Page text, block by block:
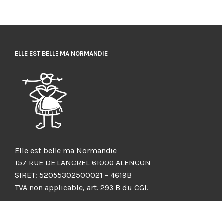
ELLE EST BELLE MA NORMANDIE
Elle est belle ma Normandie
157 RUE DE LANCREL 61000 ALENCON
SIRET: 52055302500021 – 4619B
TVA non applicable, art. 293 B du CGI.